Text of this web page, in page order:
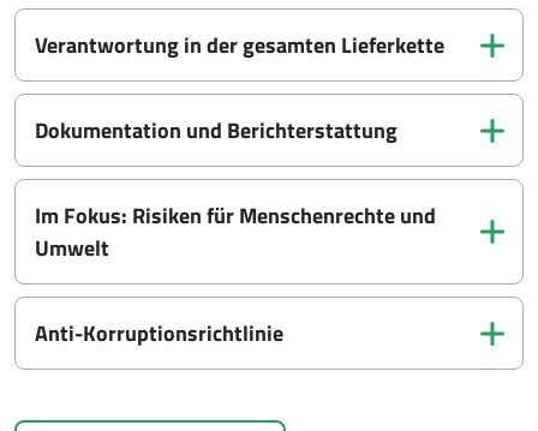
Verantwortung in der gesamten Lieferkette
Dokumentation und Berichterstattung
Im Fokus: Risiken für Menschenrechte und
Umwelt
Anti-Korruptionsrichtlinie